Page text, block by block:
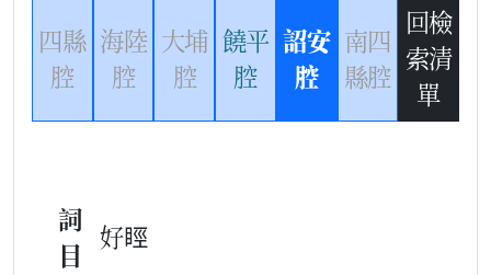
四縣
腔
海陸
腔
大埔
腔
饒平
腔
詔安
腔
南四
縣腔
回檢
索清
單
詞
目
好䀴